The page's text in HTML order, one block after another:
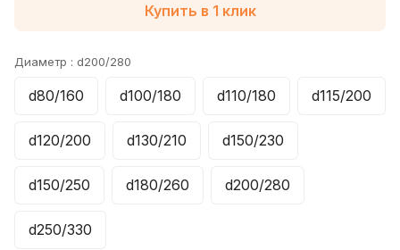
Купить в 1 клик
Диаметр : d200/280
d80/160 d100/180 d110/180 d115/200
d120/200 d130/210 d150/230
d150/250 d180/260 d200/280
d250/330